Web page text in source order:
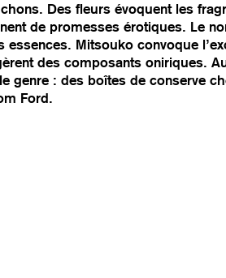
Des fleurs évoquent les
de promesses érotiques. Le
essences. Mitsouko convoque
des composants oniriques.
genre : des boîtes de conserve
Ford.